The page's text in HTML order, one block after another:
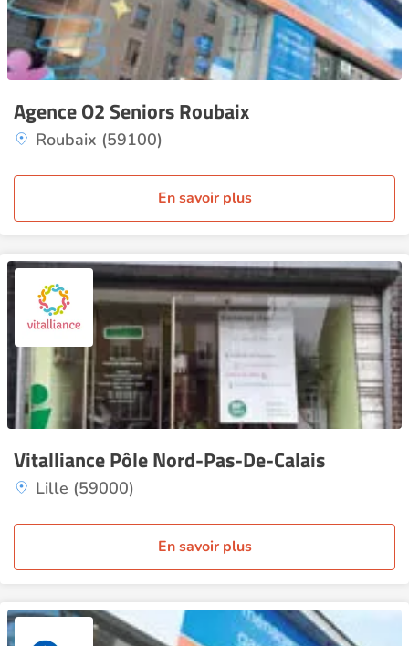
Agence O2 Seniors Roubaix
Roubaix (59100)
En savoir plus
Vitalliance Pôle Nord-Pas-De-Calais
Lille (59000)
En savoir plus